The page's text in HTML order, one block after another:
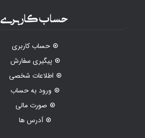
حساب کاربری
حساب کاربری
پیگیری سفارش
اطلاعات شخصی
ورود به حساب
صورت مالی
آدرس ها